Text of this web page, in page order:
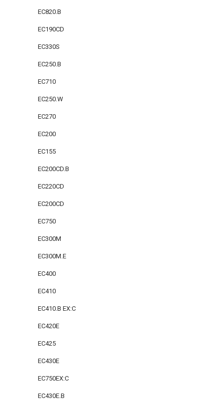
EC820.B
EC190CD
EC330S
EC250.B
EC710
EC250.W
EC270
EC200
EC155
EC200CD.B
EC220CD
EC200CD
EC750
EC300M
EC300M.E
EC400
EC410
EC410.B EX:C
EC420E
EC425
EC430E
EC750EX:C
EC430E.B